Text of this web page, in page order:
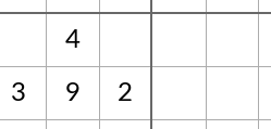
4
3 9
2